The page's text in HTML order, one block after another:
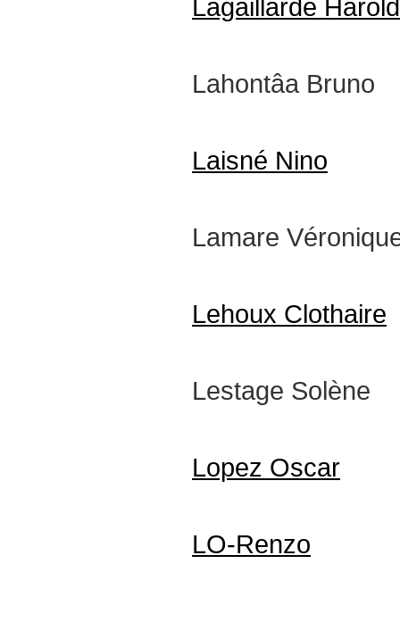
Lagaillarde Harold
Lahontâa Bruno
Laisné Nino
Lamare
Lehoux Clothaire
Lestage Solène
Lopez Oscar
LO-Renzo